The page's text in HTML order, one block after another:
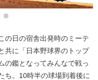
の日の宿舎出発時のミーテ
共に「日本野球界のトップ
の鑑となってみんなで戦っ
ち。10時半の球場到着後に